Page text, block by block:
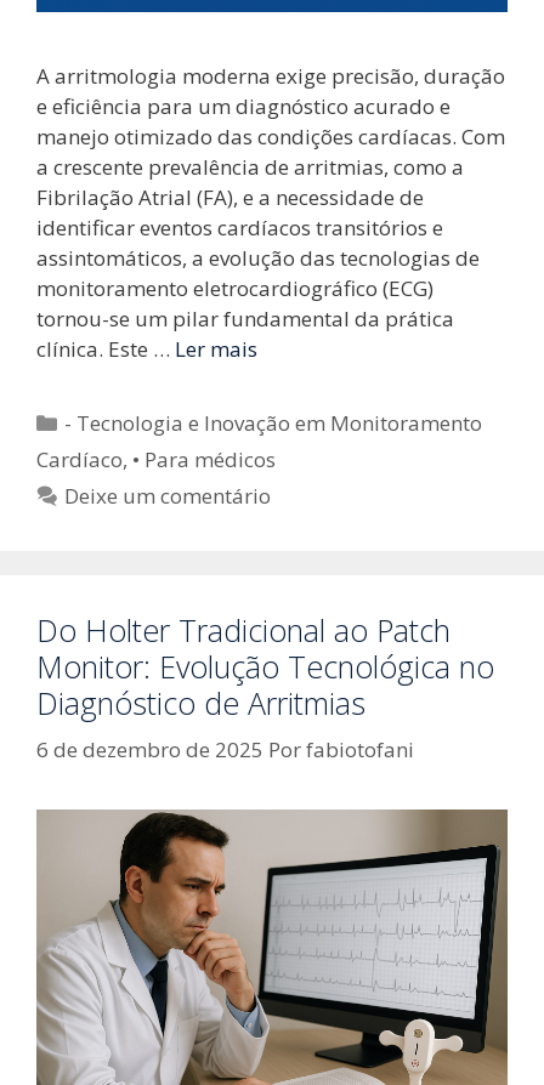
A arritmologia moderna exige precisão, duração
e eficiência para um diagnóstico acurado e
manejo otimizado das condições cardíacas. Com
a crescente prevalência de arritmias, como a
Fibrilação Atrial (FA), e a necessidade de
identificar eventos cardíacos transitórios e
assintomáticos, a evolução das tecnologias de
monitoramento eletrocardiográfico (ECG)
tornou-se um pilar fundamental da prática
clínica. Este … Ler mais
Categorias
- Tecnologia e Inovação em Monitoramento
Cardíaco, • Para médicos
Deixe um comentário
Do Holter Tradicional ao Patch
Monitor: Evolução Tecnológica no
Diagnóstico de Arritmias
6 de dezembro de 2025 Porfabiotofani